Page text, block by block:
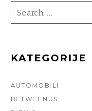
SEARCH
FOR:
KATEGORIJE
AUTOMOBILI
BETWEENUS